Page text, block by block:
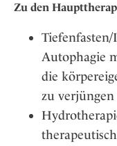
Zu den
Autophagie
die
zu verjüngen